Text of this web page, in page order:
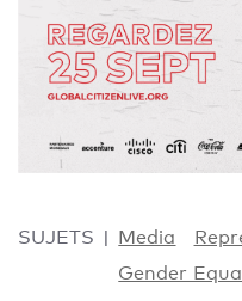
SUJETS Media
Gender